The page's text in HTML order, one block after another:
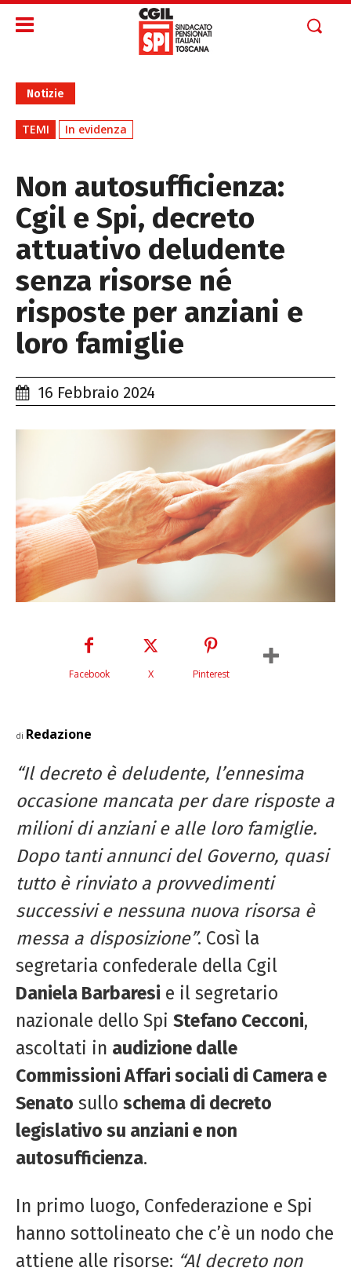
Notizie
TEMI In evidenza
Non autosufficienza:
Cgil e Spi, decreto
attuativo deludente
senza risorse né
risposte per anziani e
loro famiglie
16 Febbraio 2024
Facebook X Pinterest
di Redazione
“Il decreto è deludente, l’ennesima
occasione mancata per dare risposte a
milioni di anziani e alle loro famiglie.
Dopo tanti annunci del Governo, quasi
tutto è rinviato a provvedimenti
successivi e nessuna nuova risorsa è
messa a disposizione”. Così la
segretaria confederale della Cgil
Daniela Barbaresi e il segretario
nazionale dello Spi Stefano Cecconi,
ascoltati in audizione dalle
Commissioni Affari sociali di Camera e
Senato sullo schema di decreto
legislativo su anziani e non
autosufficienza.
In primo luogo, Confederazione e Spi
hanno sottolineato che c’è un nodo che
attiene alle risorse: “Al decreto non